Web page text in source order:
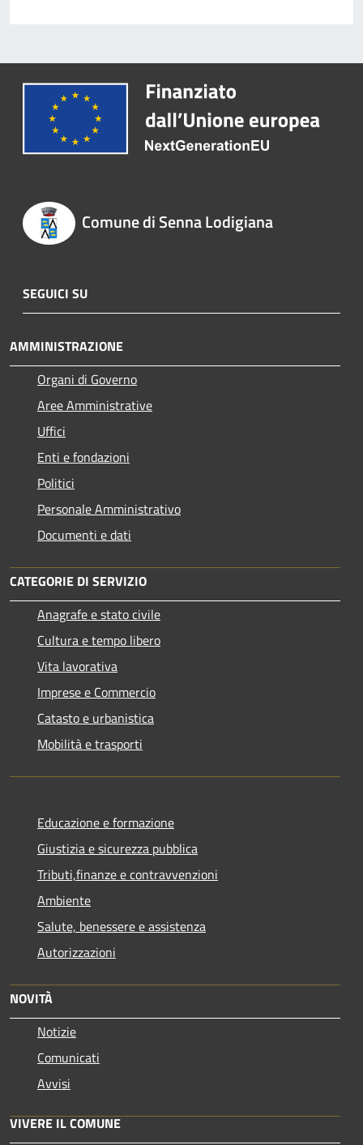
Comune di Senna Lodigiana
SEGUICI SU
AMMINISTRAZIONE
Organi di Governo
Aree Amministrative
Uffici
Enti e fondazioni
Politici
Personale Amministrativo
Documenti e dati
CATEGORIE DI SERVIZIO
Anagrafe e stato civile
Cultura e tempo libero
Vita lavorativa
Imprese e Commercio
Catasto e urbanistica
Mobilità e trasporti
Educazione e formazione
Giustizia e sicurezza pubblica
Tributi,finanze e contravvenzioni
Ambiente
Salute, benessere e assistenza
Autorizzazioni
NOVITÀ
Notizie
Comunicati
Avvisi
VIVERE IL COMUNE